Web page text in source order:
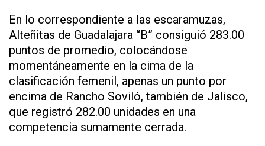
En lo correspondiente a las escaramuzas,
Alteñitas de Guadalajara “B” consiguió 283.00
puntos de promedio, colocándose
momentáneamente en la cima de la
clasificación femenil, apenas un punto por
encima de Rancho Soviló, también de Jalisco,
que registró 282.00 unidades en una
competencia sumamente cerrada.